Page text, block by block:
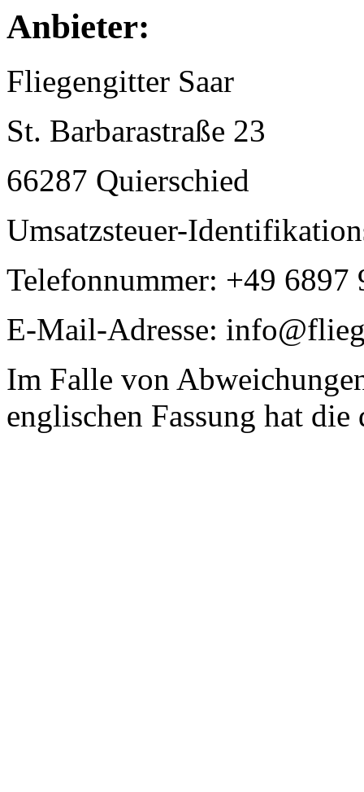
Anbieter:
Fliegengitter Saar
St. Barbarastraße 23
66287 Quierschied
Umsatzsteuer-
Telefonnummer: +49 6897
E-Mail-Adresse:
Im Falle von
englischen Fassung hat die